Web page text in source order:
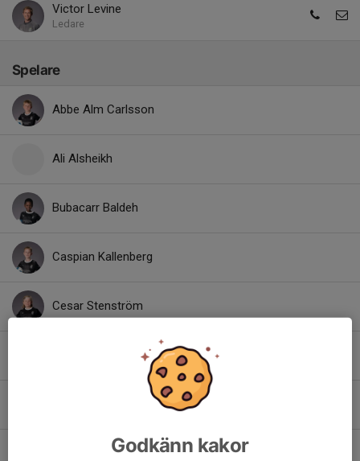
Victor Levine
Ledare
Spelare
Abbe Alm Carlsson
Ali Alsheikh
Bubacarr Baldeh
Caspian Kallenberg
Cesar Stenström
Elmer ThisellGodkänn kakor